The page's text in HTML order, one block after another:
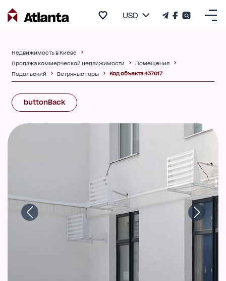
USD
Недвижимость в Киеве
Продажа коммерческой недвижимости
Помещения
Подольский
Ветряные горы Код объекта 437617
buttonBack